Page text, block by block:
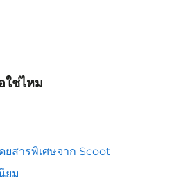
ใช่ไหม
ยสารพิเศษจาก Scoot
ยม